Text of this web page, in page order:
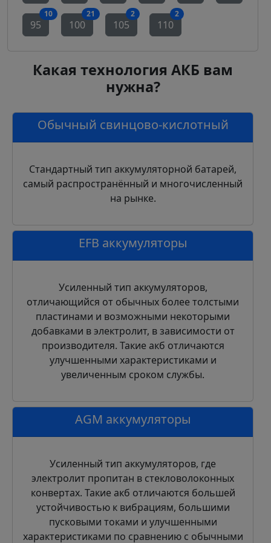
95
10аккумуляторов
100
21 аккумуляторов
105
2аккумуляторов
110
2аккумуляторов
Какая технология АКБ вам
нужна?
Обычный свинцово-кислотный
Стандартный тип аккумуляторной батарей,
самый распространённый и многочисленный
на рынке.
EFB аккумуляторы
Усиленный тип аккумуляторов,
отличающийся от обычных более толстыми
пластинами и возможными некоторыми
добавками в электролит, в зависимости от
производителя. Такие акб отличаются
улучшенными характеристиками и
увеличенным сроком службы.
AGM аккумуляторы
Усиленный тип аккумуляторов, где
электролит пропитан в стекловолоконных
конвертах. Такие акб отличаются большей
устойчивостью к вибрациям, большими
пусковыми токами и улучшенными
характеристиками по сравнению с обычными